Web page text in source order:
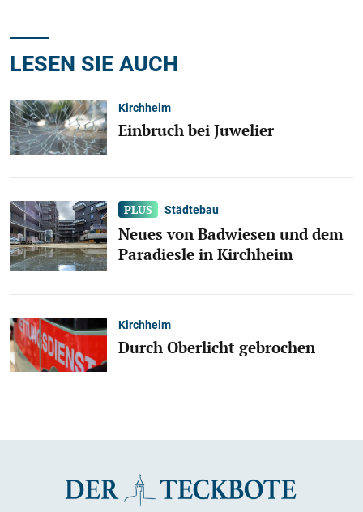
LESEN SIE AUCH
Kirchheim
Einbruch bei Juwelier
Städtebau
Neues von Badwiesen und dem
Paradiesle in Kirchheim
Kirchheim
Durch Oberlicht gebrochen